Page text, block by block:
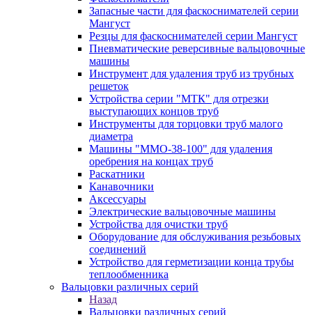
Запасные части для фаскоснимателей серии
Мангуст
Резцы для фаскоснимателей серии Мангуст
Пневматические реверсивные вальцовочные
машины
Инструмент для удаления труб из трубных
решеток
Устройства серии "МТК" для отрезки
выступающих концов труб
Инструменты для торцовки труб малого
диаметра
Машины "ММО-38-100" для удаления
оребрения на концах труб
Раскатники
Канавочники
Аксессуары
Электрические вальцовочные машины
Устройства для очистки труб
Оборудование для обслуживания резьбовых
соединений
Устройство для герметизации конца трубы
теплообменника
Вальцовки различных серий
Назад
Вальцовки различных серий